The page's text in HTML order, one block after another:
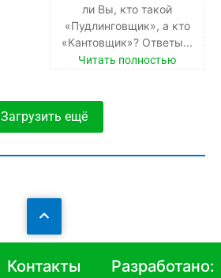
ли Вы, кто такой
«Пудлинговщик», а кто
«Кантовщик»? Ответы...
Читать полностью
Загрузить ещё
Контакты Разработано: